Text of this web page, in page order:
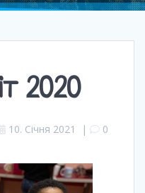
2020
10. Січня 2021 | 0